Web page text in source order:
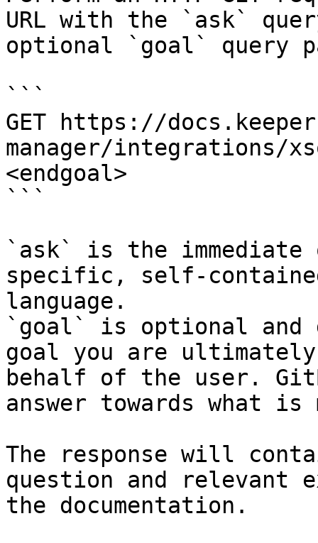
URL with the `ask`
optional `goal` query
```
GET https://
manager/integrations/
<endgoal>
```
`ask` is the
specific, self-
language.
`goal` is optional and
goal you are
behalf of the user.
answer towards what
The response will
question and relevant
the documentation.